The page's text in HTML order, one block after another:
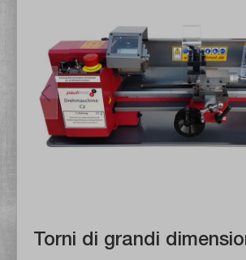
Torni di grandi